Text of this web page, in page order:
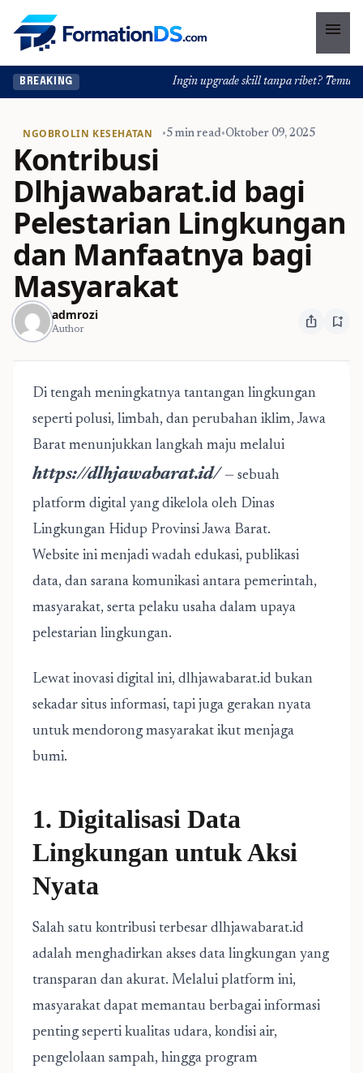
menu
BREAKING Ingin upgrade skill tanpa ribet? Temukan
NGOBROLIN KESEHATAN •5 min read•Oktober 09, 2025
Kontribusi
Dlhjawabarat.id bagi
Pelestarian Lingkungan
dan Manfaatnya bagi
Masyarakat
admrozi
Author ios_share bookmark_add
Di tengah meningkatnya tantangan lingkungan
seperti polusi, limbah, dan perubahan iklim, Jawa
Barat menunjukkan langkah maju melalui
https://dlhjawabarat.id/ — sebuah
platform digital yang dikelola oleh Dinas
Lingkungan Hidup Provinsi Jawa Barat.
Website ini menjadi wadah edukasi, publikasi
data, dan sarana komunikasi antara pemerintah,
masyarakat, serta pelaku usaha dalam upaya
pelestarian lingkungan.
Lewat inovasi digital ini, dlhjawabarat.id bukan
sekadar situs informasi, tapi juga gerakan nyata
untuk mendorong masyarakat ikut menjaga
bumi.
1. Digitalisasi Data
Lingkungan untuk Aksi
Nyata
Salah satu kontribusi terbesar dlhjawabarat.id
adalah menghadirkan akses data lingkungan yang
transparan dan akurat. Melalui platform ini,
masyarakat dapat memantau berbagai informasi
penting seperti kualitas udara, kondisi air,
pengelolaan sampah, hingga program